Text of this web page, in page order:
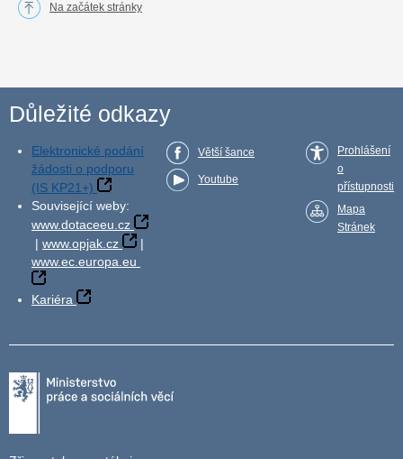
Na začátek stránky
Důležité odkazy
Elektronické podání
žádosti o podporu
(IS KP21+)
Související weby:
www.dotaceeu.cz
| www.opjak.cz
|
www.ec.europa.eu
Kariéra
Větší šance
Youtube
Prohlášení
o
přístupnosti
Mapa
Stránek